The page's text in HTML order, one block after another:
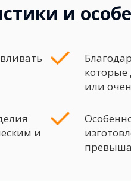
и
которые
или
и